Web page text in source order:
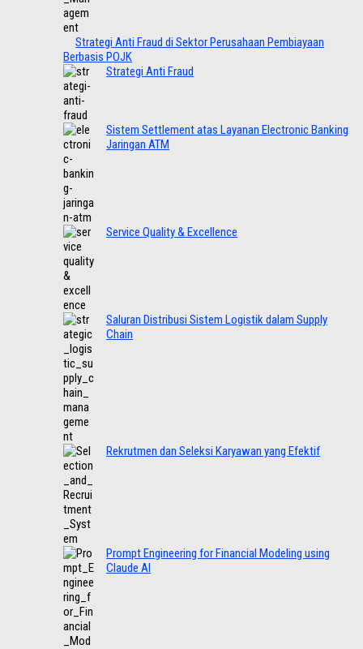
Strategi Anti Fraud di Sektor Perusahaan Pembiayaan
Berbasis POJK
Strategi Anti Fraud
Sistem Settlement atas Layanan Electronic Banking
Jaringan ATM
Service Quality & Excellence
Saluran Distribusi Sistem Logistik dalam Supply
Chain
Rekrutmen dan Seleksi Karyawan yang Efektif
Prompt Engineering for Financial Modeling using
Claude AI